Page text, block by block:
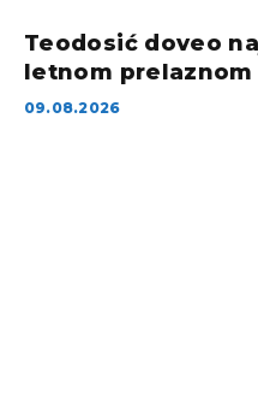
Teodosić doveo
letnom prelaznom
09.08.2026